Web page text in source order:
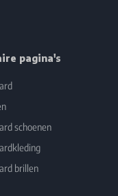
pagina's
schoenen
brillen